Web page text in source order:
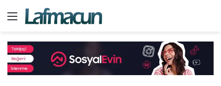
Menü